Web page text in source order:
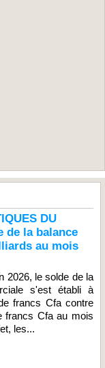
DU
de la balance
au mois
2026, le solde de la
s'est établi à
francs Cfa contre
francs Cfa au mois
les...